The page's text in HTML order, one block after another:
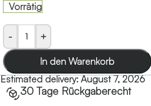
Vorrätig
- +
In den Warenkorb
Estimated delivery:August 7, 2026
30 Tage Rückgaberecht